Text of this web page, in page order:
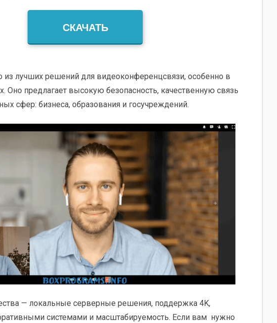
СКАЧАТЬ
из лучших решений для видеоконференцсвязи, особенно в
Оно предлагает высокую безопасность, качественную связь
сфер: бизнеса, образования и госучреждений.
— локальные серверные решения, поддержка 4K,
системами и масштабируемость. Если вам нужно